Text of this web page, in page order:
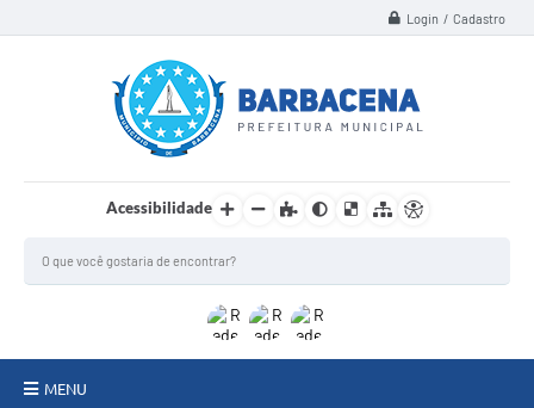
Login / Cadastro
Acessibilidade
MENU